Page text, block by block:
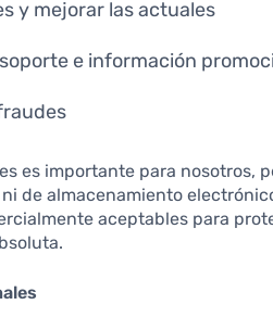
y mejorar las actuales
e información
es importante para nosotros,
de almacenamiento
aceptables para